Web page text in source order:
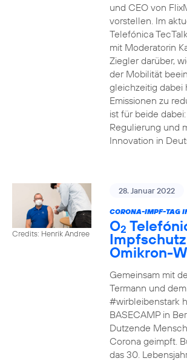
und CEO von
vorstellen. Im
Telefónica
mit Moderatorin
Ziegler darüber,
der Mobilität
gleichzeitig dabei
Emissionen zu
ist für beide
Regulierung und
Innovation in
Credits: Henrik Andree
28. Januar 2022
CORONA-IMPF-TAG
O2
Omikron-
Gemeinsam mit
Termann und
#wirbleibenstark
BASECAMP in
Dutzende
Corona geimpft.
das 30.